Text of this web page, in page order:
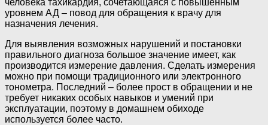
уровнем АД – повод для обращения к врачу для
назначения лечения.
Для выявления возможных нарушений и постановки
правильного диагноза большое значение имеет, как
производится измерение давления. Сделать измерения
можно при помощи традиционного или электронного
тонометра. Последний – более прост в обращении и не
требует никаких особых навыков и умений при
эксплуатации, поэтому в домашнем обиходе
используется более часто.